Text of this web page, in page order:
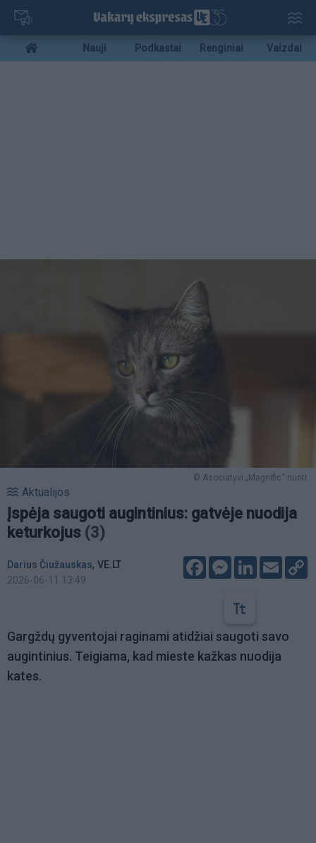
Pereiti
pagrindinį
turinį
Mobile
menu
Nauji Podkastai Renginiai Vaizdai
© Asociatyvi „Magnific“ nuotr.
Aktualijos
Įspėja saugoti augintinius: gatvėje nuodija
keturkojus (3)
Darius Čiužauskas, VE.LT
2026-06-11 13:49
FacebookMessenger
LinkedIn
Email
Gargždų gyventojai raginami atidžiai saugoti savo
augintinius. Teigiama, kad mieste kažkas nuodija
kates.